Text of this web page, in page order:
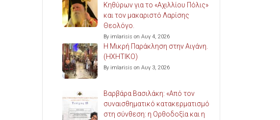
Κηθύρων για το «Αχιλλίου Πόλις»
και τον μακαριστό Λαρίσης
Θεολόγο.
By imlarisis on Αυγ 4, 2026
Η Μικρή Παράκληση στην Αιγάνη.
(ΗΧΗΤΙΚΟ)
By imlarisis on Αυγ 3, 2026
Βαρβάρα Βασιλάκη: «Από τον
συναισθηματικό κατακερματισμό
στη σύνθεση: η Ορθοδοξία και η